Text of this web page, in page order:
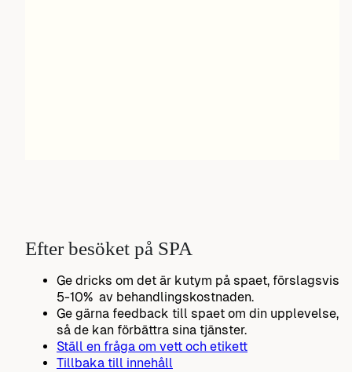
Efter besöket på SPA
Ge dricks om det är kutym på spaet, förslagsvis
5-10% av behandlingskostnaden.
Ge gärna feedback till spaet om din upplevelse,
så de kan förbättra sina tjänster.
Ställ en fråga om vett och etikett
Tillbaka till innehåll